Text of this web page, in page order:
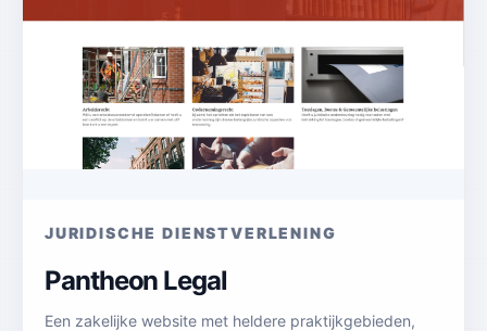
JURIDISCHE DIENSTVERLENING
Pantheon Legal
Een zakelijke website met heldere praktijkgebieden,